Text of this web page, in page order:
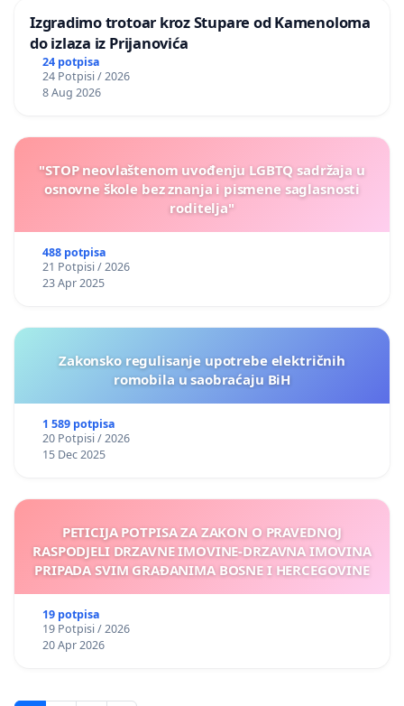
Izgradimo trotoar kroz Stupare od Kamenoloma
do izlaza iz Prijanovića
24 potpisa
24 Potpisi / 2026
8 Aug 2026
"STOP neovlaštenom uvođenju LGBTQ sadržaja u
osnovne škole bez znanja i pismene saglasnosti
roditelja"
488 potpisa
21 Potpisi / 2026
23 Apr 2025
Zakonsko regulisanje upotrebe električnih
romobila u saobraćaju BiH
1 589 potpisa
20 Potpisi / 2026
15 Dec 2025
PETICIJA POTPISA ZA ZAKON O PRAVEDNOJ
RASPODJELI DRZAVNE IMOVINE-DRZAVNA IMOVINA
PRIPADA SVIM GRAĐANIMA BOSNE I HERCEGOVINE
19 potpisa
19 Potpisi / 2026
20 Apr 2026